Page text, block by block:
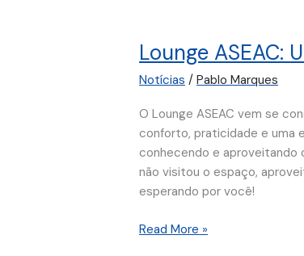
Lounge ASEAC:
Notícias /Pablo Marques
O Lounge ASEAC vem se
conforto, praticidade e uma
conhecendo e aproveitando
não visitou o espaço,
esperando por você!
Um
Espaço
de
Encontro,
Reuniões
e
Convivência.
Read More »